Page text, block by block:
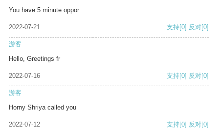
You have 5 minute oppor
2022-07-21 支持[0] 反对[0]
游客
Hello, Greetings fr
2022-07-16 支持[0] 反对[0]
游客
Horny Shriya called you
2022-07-12 支持[0] 反对[0]